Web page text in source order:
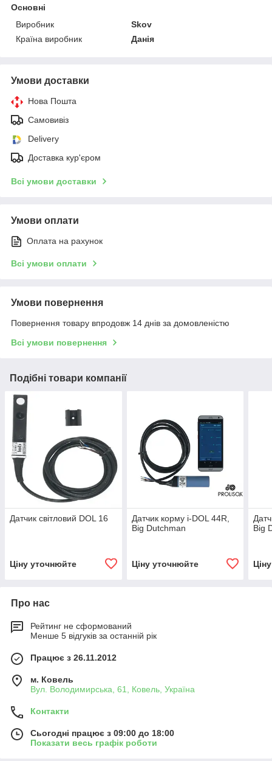
Основні
Виробник
Skov
Країна виробник
Данія
Умови доставки
Нова Пошта
Самовивіз
Delivery
Доставка кур'єром
Всі умови доставки
Умови оплати
Оплата на рахунок
Всі умови оплати
Умови повернення
Повернення товару впродовж 14 днів за домовленістю
Всі умови повернення
Подібні товари компанії
Датчик світловий DOL 16
Ціну уточнюйте
Датчик корму i-DOL 44R,
Big Dutchman
Ціну уточнюйте
Big
Про нас
Рейтинг не сформований
Менше 5 відгуків за останній рік
Працює з 26.11.2012
м. Ковель
Вул. Володимирська, 61, Ковель, Україна
Контакти
Сьогодні працює з 09:00 до 18:00
Показати весь графік роботи